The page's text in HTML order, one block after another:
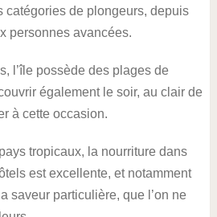
catégories de plongeurs, depuis
personnes avancées.
l’île possède des plages de
également le soir, au clair de
à cette occasion.
tropicaux, la nourriture dans
est excellente, et notamment
saveur particulière, que l’on ne